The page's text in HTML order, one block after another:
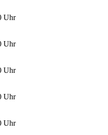
Uhr
Uhr
Uhr
Uhr
Uhr